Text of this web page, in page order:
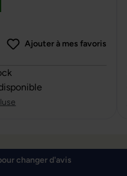
de 0 sur 5 étoiles
Ajouter à mes favoris
changer d'avis